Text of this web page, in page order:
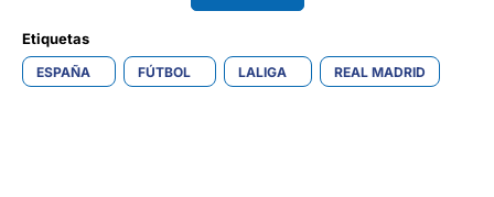
Etiquetas
ESPAÑA FÚTBOL LALIGA REAL MADRID